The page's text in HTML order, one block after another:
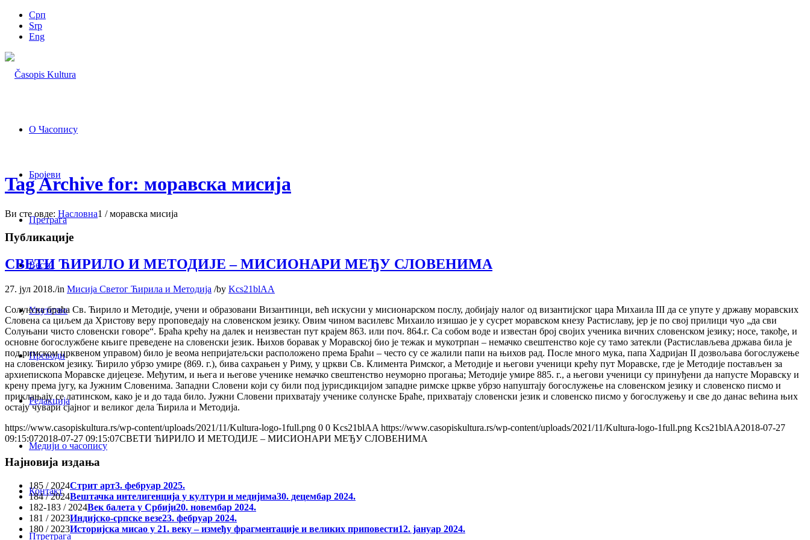
Срп
Srp
Eng
О Часопису
Бројеви
Претрага
Вести
Упутство
Преводи
Редакција
Медији о часопису
Контакт
Птретрага
Tag Archive for: моравска мисија
Ви сте овде: Насловна1 / моравска мисија
Публикације
СВЕТИ ЋИРИЛО И МЕТОДИЈЕ – МИСИОНАРИ МЕЂУ СЛОВЕНИМА
27. јул 2018./in Мисија Светог Ћирила и Методија /by Kcs21blAA
Солунска браћа Св. Ћирило и Методије, учени и образовани Византинци, већ искусни у мисионарском послу, добијају налог од византијског цара Михаила III да се упуте у државу моравских
Словена са циљем да Христову веру проповедају на словенском језику. Овим чином василевс Михаило изишао је у сусрет моравском кнезу Растиславу, јер је по свој прилици чуо „да сви
Солуњани чисто словенски говоре“. Браћа крећу на далек и неизвестан пут крајем 863. или поч. 864.г. Са собом воде и известан број својих ученика вичних словенском језику; носе, такође, и
основне богослужбене књиге преведене на словенски језик. Њихов боравак у Моравској био је тежак и мукотрпан – немачко свештенство које су тамо затекли (Растислављева држава била је
под римском црквеном управом) било је веома непријатељски расположено према Браћи – често су се жалили папи на њихов рад. После много мука, папа Хадријан II дозвољава богослужење
на словенском језику. Ћирило убрзо умире (869. г.), бива сахрањен у Риму, у цркви Св. Климента Римског, а Методије и његови ученици крећу пут Моравске, где је Методије постављен за
архиепископа Моравске дијецезе. Међутим, и њега и његове ученике немачко свештенство неуморно прогања; Методије умире 885. г., а његови ученици су принуђени да напусте Моравску и
крену према југу, ка Јужним Словенима. Западни Словени који су били под јурисдикцијом западне римске цркве убрзо напуштају богослужење на словенском језику и словенско писмо и
приклањају се латинском, како је и до тада било. Јужни Словени прихватају ученике солунске Браће, прихватају словенски језик и словенско писмо у богослужењу и све до данас већина њих
остају чувари сјајног и великог дела Ћирила и Методија.
https://www.casopiskultura.rs/wp-content/uploads/2021/11/Kultura-logo-1full.png 0 0 Kcs21blAA https://www.casopiskultura.rs/wp-content/uploads/2021/11/Kultura-logo-1full.png Kcs21blAA2018-07-27
09:15:072018-07-27 09:15:07СВЕТИ ЋИРИЛО И МЕТОДИЈЕ – МИСИОНАРИ МЕЂУ СЛОВЕНИМА
Најновија издања
185 / 2024Стрит арт3. фебруар 2025.
184 / 2024Вештачка интелигенција у култури и медијима30. децембар 2024.
182-183 / 2024Век балета у Србији20. новембар 2024.
181 / 2023Индијско-српске везе23. фебруар 2024.
180 / 2023Историјска мисао у 21. веку – између фрагментације и великих приповести12. јануар 2024.